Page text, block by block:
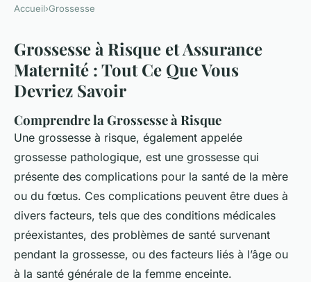
'Grossesse à risque et
assurance maternité'
Accueil›Grossesse
Grossesse à Risque et Assurance
Maternité : Tout Ce Que Vous
Devriez Savoir
Comprendre la Grossesse à Risque
Une grossesse à risque, également appelée
grossesse pathologique, est une grossesse qui
présente des complications pour la santé de la mère
ou du fœtus. Ces complications peuvent être dues à
divers facteurs, tels que des conditions médicales
préexistantes, des problèmes de santé survenant
pendant la grossesse, ou des facteurs liés à l’âge ou
à la santé générale de la femme enceinte.